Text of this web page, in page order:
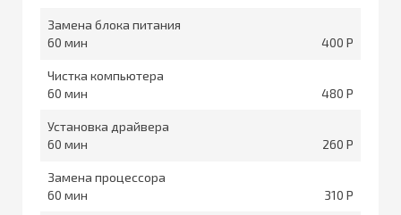
Замена блока питания
60
400
Чистка компьютера
60
480
Установка драйвера
60
260
Замена процессора
60
310